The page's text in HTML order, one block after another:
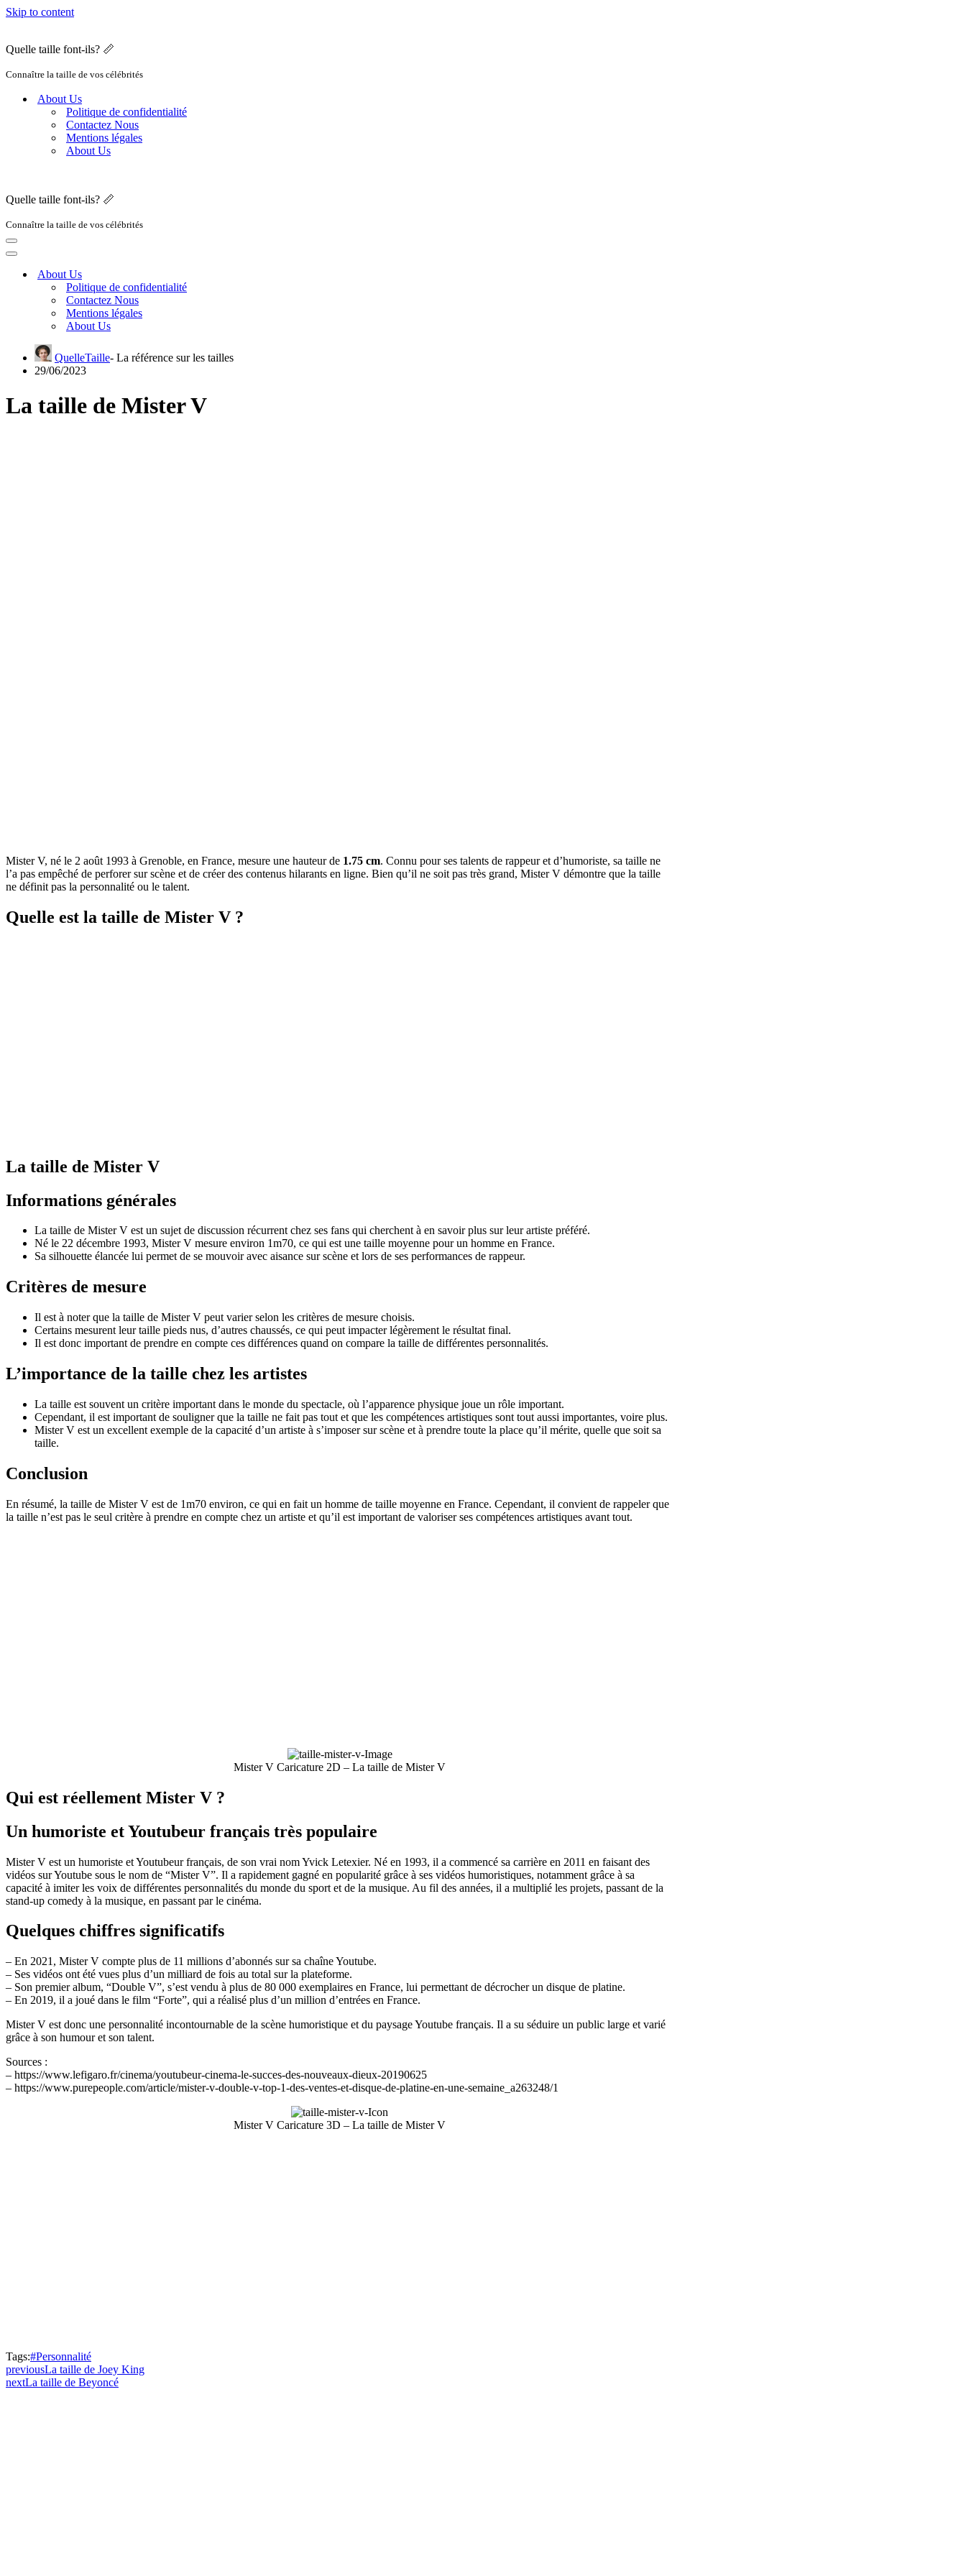
Skip to content
Quelle taille font-ils? 📏
Connaître la taille de vos célébrités
About Us
Politique de confidentialité
Contactez Nous
Mentions légales
About Us
Quelle taille font-ils? 📏
Connaître la taille de vos célébrités
Navigation
Menu
Navigation
About Us
Politique de confidentialité
Contactez Nous
Mentions légales
About Us
QuelleTaille
29/06/2023
La taille de Mister V
Mister V, né le 2 août 1993 à Grenoble, en France, mesure une hauteur de 1.75 cm. Connu pour ses talents de rappeur et d’humoriste, sa taille ne
l’a pas empêché de perforer sur scène et de créer des contenus hilarants en ligne. Bien qu’il ne soit pas très grand, Mister V démontre que la taille
ne définit pas la personnalité ou le talent.
Quelle est la taille de Mister V ?
La taille de Mister V
Informations générales
La taille de Mister V est un sujet de discussion récurrent chez ses fans qui cherchent à en savoir plus sur leur artiste préféré.
Né le 22 décembre 1993, Mister V mesure environ 1m70, ce qui est une taille moyenne pour un homme en France.
Sa silhouette élancée lui permet de se mouvoir avec aisance sur scène et lors de ses performances de rappeur.
Critères de mesure
Il est à noter que la taille de Mister V peut varier selon les critères de mesure choisis.
Certains mesurent leur taille pieds nus, d’autres chaussés, ce qui peut impacter légèrement le résultat final.
Il est donc important de prendre en compte ces différences quand on compare la taille de différentes personnalités.
L’importance de la taille chez les artistes
La taille est souvent un critère important dans le monde du spectacle, où l’apparence physique joue un rôle important.
Cependant, il est important de souligner que la taille ne fait pas tout et que les compétences artistiques sont tout aussi importantes, voire plus.
Mister V est un excellent exemple de la capacité d’un artiste à s’imposer sur scène et à prendre toute la place qu’il mérite, quelle que soit sa
taille.
Conclusion
En résumé, la taille de Mister V est de 1m70 environ, ce qui en fait un homme de taille moyenne en France. Cependant, il convient de rappeler que
la taille n’est pas le seul critère à prendre en compte chez un artiste et qu’il est important de valoriser ses compétences artistiques avant tout.
Mister V Caricature 2D – La taille de Mister V
Qui est réellement Mister V ?
Un humoriste et Youtubeur français très populaire
Mister V est un humoriste et Youtubeur français, de son vrai nom Yvick Letexier. Né en 1993, il a commencé sa carrière en 2011 en faisant des
vidéos sur Youtube sous le nom de “Mister V”. Il a rapidement gagné en popularité grâce à ses vidéos humoristiques, notamment grâce à sa
capacité à imiter les voix de différentes personnalités du monde du sport et de la musique. Au fil des années, il a multiplié les projets, passant de la
stand-up comedy à la musique, en passant par le cinéma.
Quelques chiffres significatifs
– En 2021, Mister V compte plus de 11 millions d’abonnés sur sa chaîne Youtube.
– Ses vidéos ont été vues plus d’un milliard de fois au total sur la plateforme.
– Son premier album, “Double V”, s’est vendu à plus de 80 000 exemplaires en France, lui permettant de décrocher un disque de platine.
– En 2019, il a joué dans le film “Forte”, qui a réalisé plus d’un million d’entrées en France.
Mister V est donc une personnalité incontournable de la scène humoristique et du paysage Youtube français. Il a su séduire un public large et varié
grâce à son humour et son talent.
Sources :
– https://www.lefigaro.fr/cinema/youtubeur-cinema-le-succes-des-nouveaux-dieux-20190625
– https://www.purepeople.com/article/mister-v-double-v-top-1-des-ventes-et-disque-de-platine-en-une-semaine_a263248/1
Mister V Caricature 3D – La taille de Mister V
Tags:#Personnalité
previousLa taille de Joey King
nextLa taille de Beyoncé